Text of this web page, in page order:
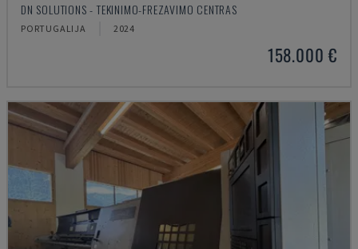
DN SOLUTIONS - TEKINIMO-FREZAVIMO CENTRAS
PORTUGALIJA 2024
158.000 €